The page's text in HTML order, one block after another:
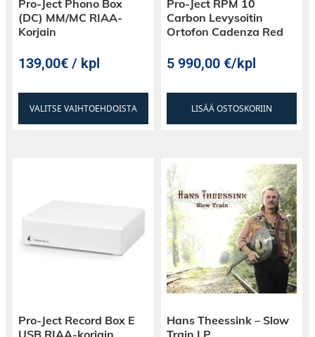
Townus 10 2-tie seinäkaiuttimet ovat matalan
syvyytensä vuoksi erityisen huomaamattomia
asuintiloissa, koska ne voidaan asentaa seinälle
tilan säästämiseksi.
Pro-Ject Phono Box
(DC) MM/MC RIAA-
Korjain
139,00€ / kpl
VALITSE VAIHTOEHDOISTA
Pro-Ject RPM 10
Carbon Levysoitin
Ortofon Cadenza Red
5 990,00€/kpl
LISÄÄ OSTOSKORIIN
Pro-Ject Record Box E
Hans Theessink – Slow